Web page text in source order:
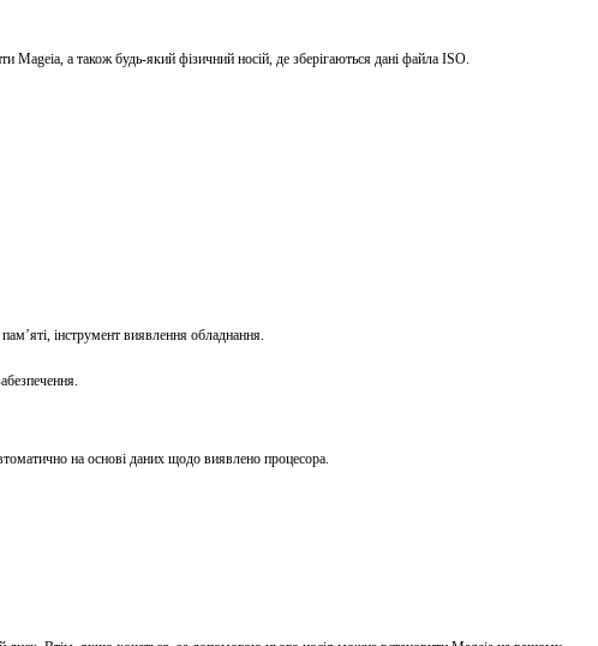
а також будь-який фізичний носій, де зберігаються дані файла ISO.
інструмент виявлення обладнання.
на основі даних щодо виявлено процесора.